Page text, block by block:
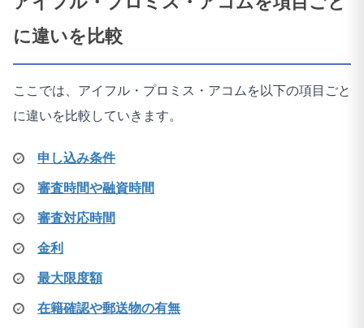
に違いを比較
ここでは、アイフル・プロミス・アコムを以下の項目ごと
に違いを比較していきます。
申し込み条件
審査時間や融資時間
審査対応時間
金利
最大限度額
在籍確認や郵送物の有無